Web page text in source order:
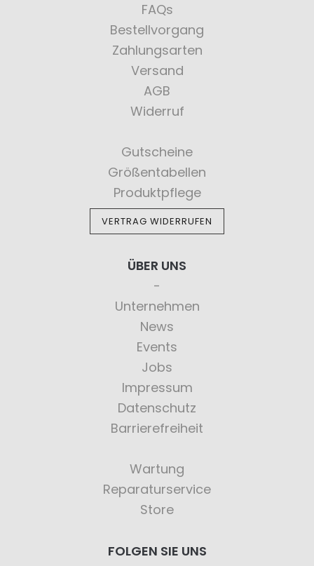
FAQs
Bestellvorgang
Zahlungsarten
Versand
AGB
Widerruf
Gutscheine
Größentabellen
Produktpflege
VERTRAG WIDERRUFEN
ÜBER UNS
Unternehmen
News
Events
Jobs
Impressum
Datenschutz
Barrierefreiheit
Wartung
Reparaturservice
Store
FOLGEN SIE UNS